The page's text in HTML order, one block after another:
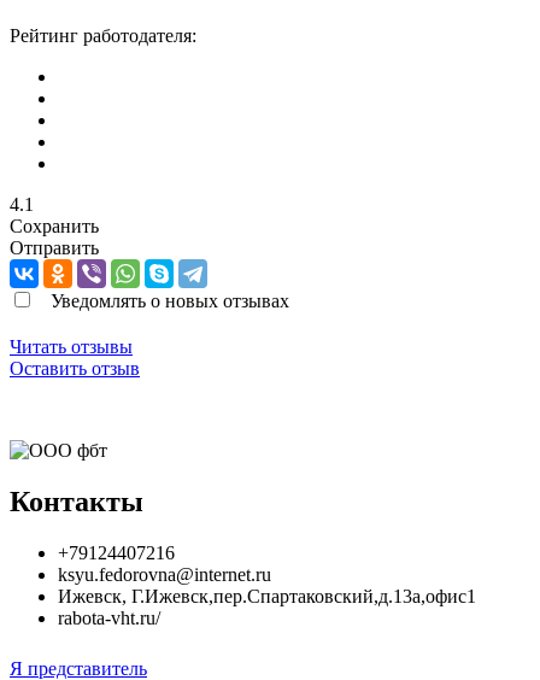
Рейтинг работодателя:
4.1
Сохранить
Отправить
Уведомлять о новых отзывах
Читать отзывы
Оставить отзыв
Контакты
+79124407216
ksyu.fedorovna@internet.ru
Ижевск, Г.Ижевск,пер.Спартаковский,д.13а,офис1
rabota-vht.ru/
Я представитель